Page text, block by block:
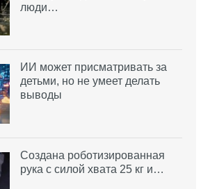
люди…
ИИ может присматривать за
детьми, но не умеет делать
выводы
Создана роботизированная
рука с силой хвата 25 кг и…